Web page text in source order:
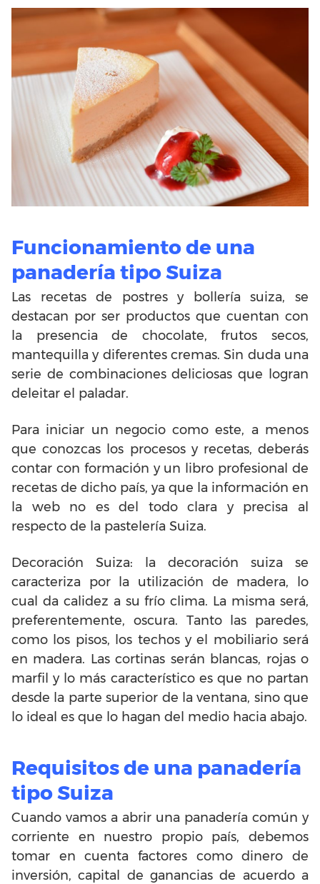
Funcionamiento de una
panadería tipo Suiza
Las recetas de postres y bollería suiza, se
destacan por ser productos que cuentan con
la presencia de chocolate, frutos secos,
mantequilla y diferentes cremas. Sin duda una
serie de combinaciones deliciosas que logran
deleitar el paladar.
Para iniciar un negocio como este, a menos
que conozcas los procesos y recetas, deberás
contar con formación y un libro profesional de
recetas de dicho país, ya que la información en
la web no es del todo clara y precisa al
respecto de la pastelería Suiza.
Decoración Suiza: la decoración suiza se
caracteriza por la utilización de madera, lo
cual da calidez a su frío clima. La misma será,
preferentemente, oscura. Tanto las paredes,
como los pisos, los techos y el mobiliario será
en madera. Las cortinas serán blancas, rojas o
marfil y lo más característico es que no partan
desde la parte superior de la ventana, sino que
lo ideal es que lo hagan del medio hacia abajo.
Requisitos de una panadería
tipo Suiza
Cuando vamos a abrir una panadería común y
corriente en nuestro propio país, debemos
tomar en cuenta factores como dinero de
inversión, capital de ganancias de acuerdo a